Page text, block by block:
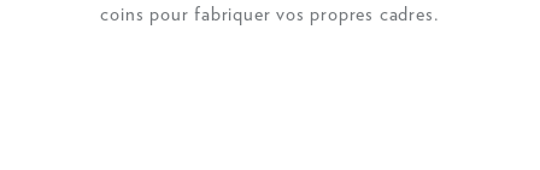
coins pour fabriquer vos propres cadres.